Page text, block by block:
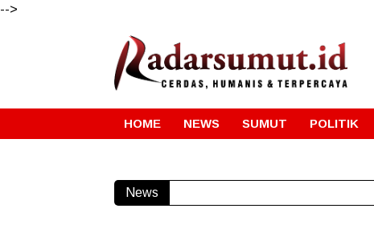
-->
HOME NEWS SUMUT POLITIK
News